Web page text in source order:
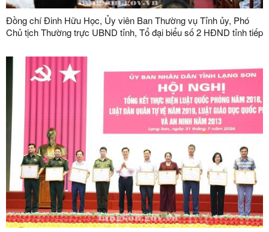
Đồng chí Đinh Hữu Học, Ủy viên Ban Thường vụ Tỉnh ủy, Phó
Chủ tịch Thường trực UBND tỉnh, Tổ đại biểu số 2 HĐND tỉnh tiếp